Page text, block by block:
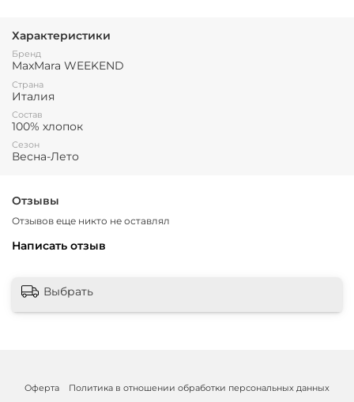
Характеристики
Бренд
MaxMara WEEKEND
Страна
Италия
Состав
100% хлопок
Сезон
Весна-Лето
Отзывы
Отзывов еще никто не оставлял
Написать отзыв
Выбрать
Оферта
Политика в отношении обработки персональных данных